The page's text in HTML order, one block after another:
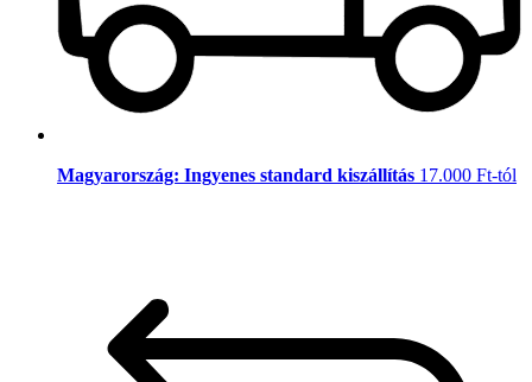
Magyarország: Ingyenes standard kiszállítás 17.000 Ft-tól